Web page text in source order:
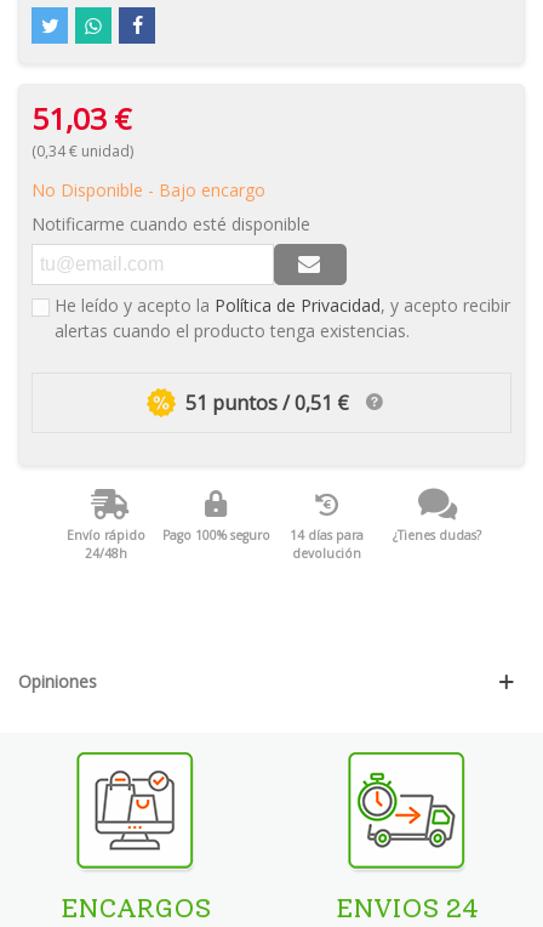
51,03 €
(0,34 € unidad)
No Disponible - Bajo encargo
Notificarme cuando esté disponible
He leído y acepto la Política de Privacidad, y acepto recibir
alertas cuando el producto tenga existencias.
51 puntos / 0,51 €
Envío rápido
24/48h
Pago 100% seguro
14 días para
devolución
¿Tienes dudas?
Opiniones
ENCARGOS
ENVIOS 24